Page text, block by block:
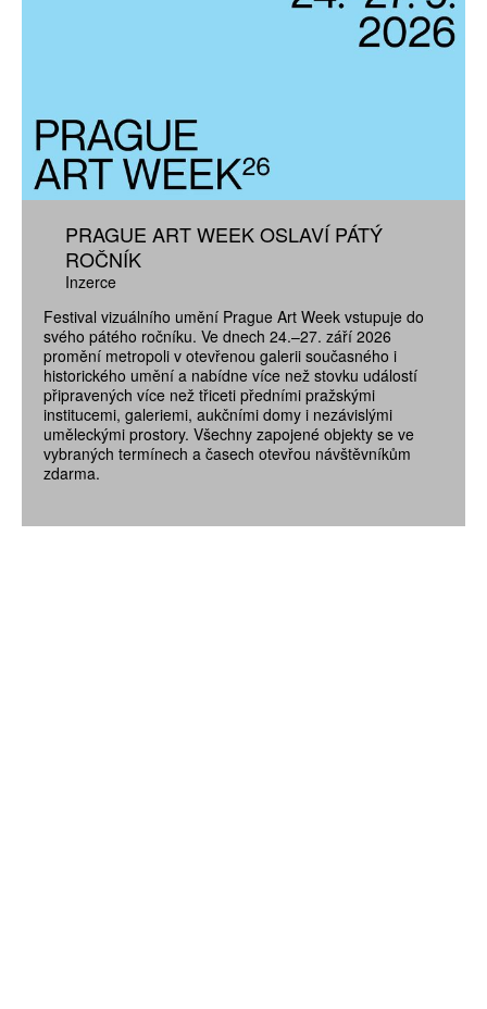
PRAGUE ART WEEK OSLAVÍ PÁTÝ
ROČNÍK
Inzerce
Festival vizuálního umění Prague Art Week vstupuje do
svého pátého ročníku. Ve dnech 24.–27. září 2026
promění metropoli v otevřenou galerii současného i
historického umění a nabídne více než stovku událostí
připravených více než třiceti předními pražskými
institucemi, galeriemi, aukčními domy i nezávislými
uměleckými prostory. Všechny zapojené objekty se ve
vybraných termínech a časech otevřou návštěvníkům
zdarma.